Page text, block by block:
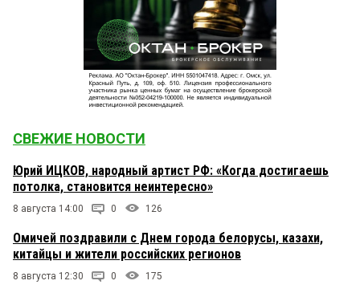
СВЕЖИЕ НОВОСТИ
Юрий ИЦКОВ, народный артист РФ: «Когда достигаешь
потолка, становится неинтересно»
8 августа 14:00 0 126
Омичей поздравили с Днем города белорусы, казахи,
китайцы и жители российских регионов
8 августа 12:30 0 175